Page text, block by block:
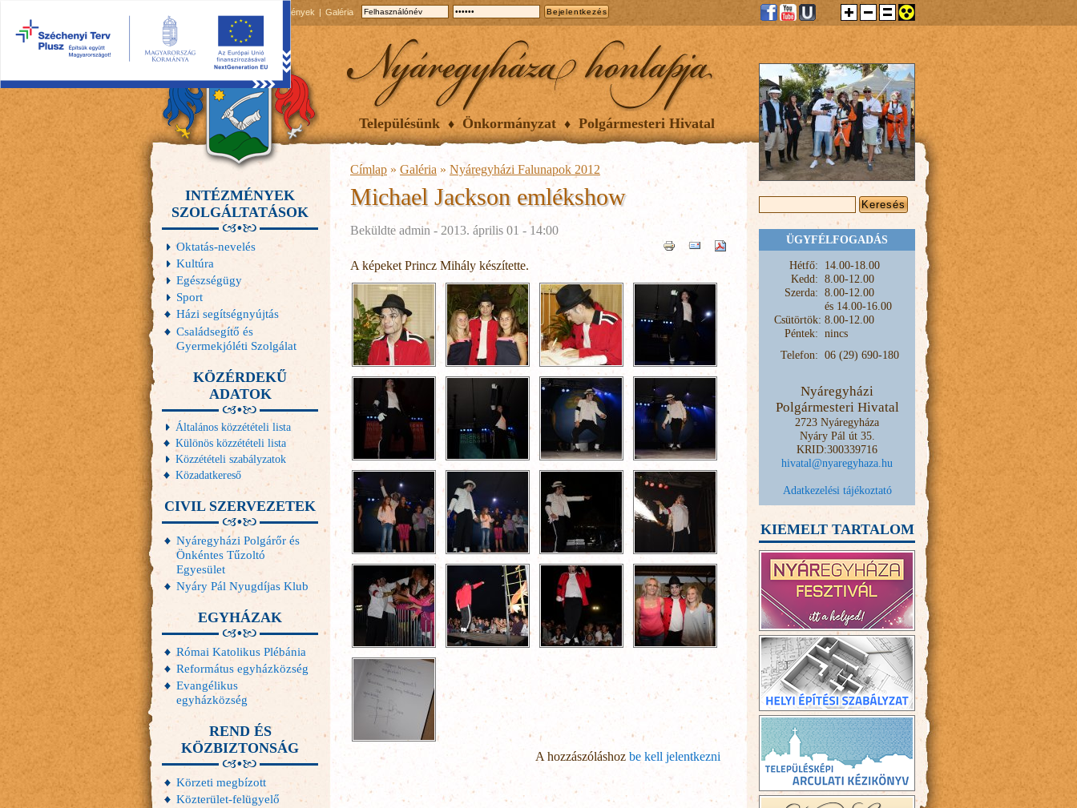
Események Galéria
Településünk Önkormányzat Polgármesteri Hivatal
Címlap » Galéria » Nyáregyházi Falunapok 2012
Michael Jackson emlékshow
Beküldte admin - 2013. április 01 - 14:00
A képeket Princz Mihály készítette.
A hozzászóláshoz be kell jelentkezni
INTÉZMÉNYEK
SZOLGÁLTATÁSOK
Oktatás-nevelés
Kultúra
Egészségügy
Sport
Házi segítségnyújtás
Családsegítő és
Gyermekjóléti Szolgálat
KÖZÉRDEKŰ
ADATOK
Általános közzétételi lista
Különös közzétételi lista
Közzétételi szabályzatok
Közadatkereső
CIVIL SZERVEZETEK
Nyáregyházi Polgárőr és
Önkéntes Tűzoltó
Egyesület
Nyáry Pál Nyugdíjas Klub
EGYHÁZAK
Római Katolikus Plébánia
Református egyházközség
Evangélikus
egyházközség
REND ÉS
KÖZBIZTONSÁG
Körzeti megbízott
Közterület-felügyelő
KERESÉS ŰRLAP
ÜGYFÉLFOGADÁS
Hétfő: 14.00-18.00
Kedd: 8.00-12.00
Szerda: 8.00-12.00
és 14.00-16.00
Csütörtök: 8.00-12.00
Péntek: nincs
Telefon: 06 (29) 690-180
Nyáregyházi
Polgármesteri Hivatal
2723 Nyáregyháza
Nyáry Pál út 35.
KRID:300339716
hivatal@nyaregyhaza.hu
Adatkezelési tájékoztató
KIEMELT TARTALOM